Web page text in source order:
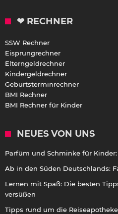
❤ RECHNER
SSW Rechner
Eisprungrechner
Elterngeldrechner
Kindergeldrechner
Geburtsterminrechner
BMI Rechner
BMI Rechner für Kinder
NEUES VON UNS
Parfüm und Schminke für
Ab in den Süden Deutschlands:
Lernen mit Spaß: Die besten
versüßen
Tipps rund um die